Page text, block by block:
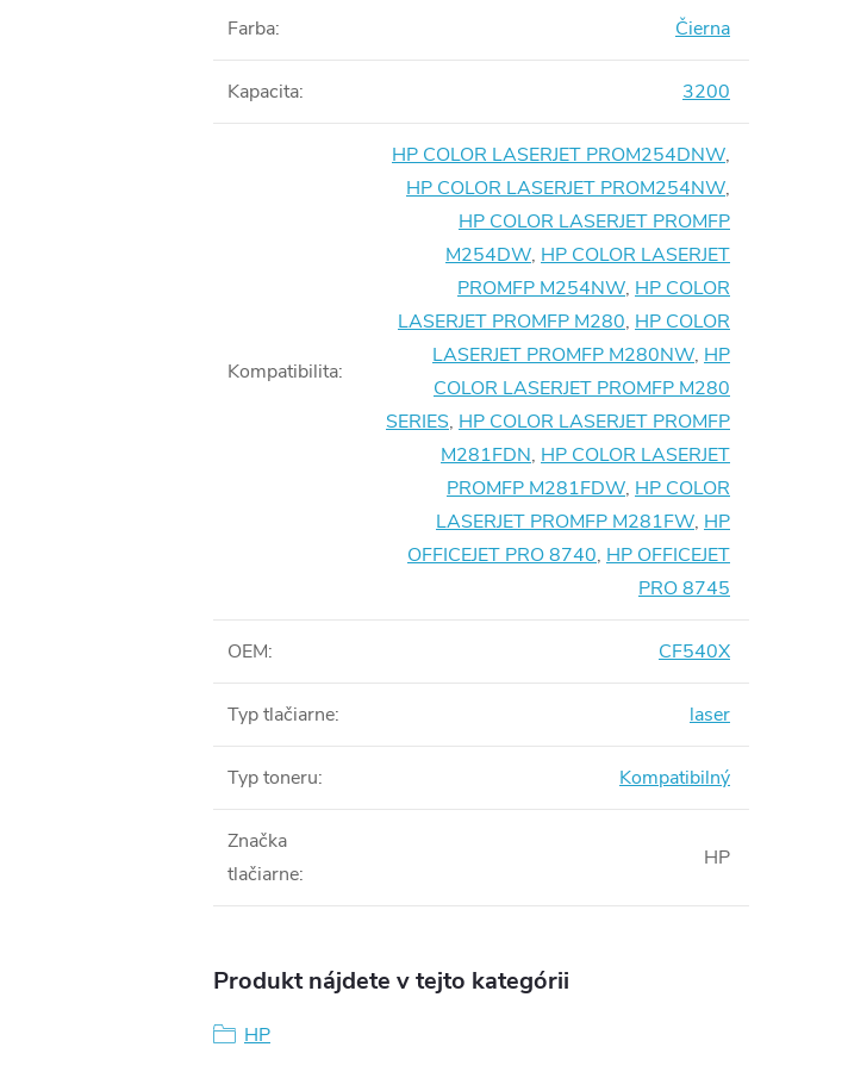
Farba: Čierna
Kapacita: 3200
Kompatibilita:
HP COLOR LASERJET PROM254DNW,
HP COLOR LASERJET PROM254NW,
HP COLOR LASERJET PROMFP
M254DW, HP COLOR LASERJET
PROMFP M254NW, HP COLOR
LASERJET PROMFP M280, HP COLOR
LASERJET PROMFP M280NW, HP
COLOR LASERJET PROMFP M280
SERIES, HP COLOR LASERJET PROMFP
M281FDN, HP COLOR LASERJET
PROMFP M281FDW, HP COLOR
LASERJET PROMFP M281FW, HP
OFFICEJET PRO 8740, HP OFFICEJET
PRO 8745
OEM: CF540X
Typ tlačiarne: laser
Typ toneru: Kompatibilný
Značka
tlačiarne:
HP
Produkt nájdete v tejto kategórii
HP